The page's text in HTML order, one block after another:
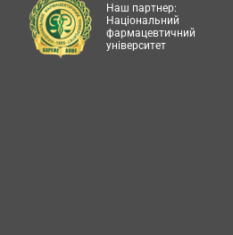
Наш партнер:
Національний
фармацевтичний
університет